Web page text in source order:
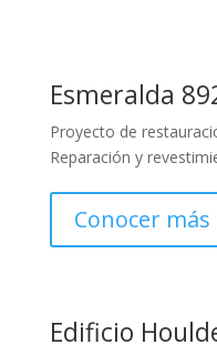
Esmeralda
Proyecto de
Reparación y
Conocer más
Edificio